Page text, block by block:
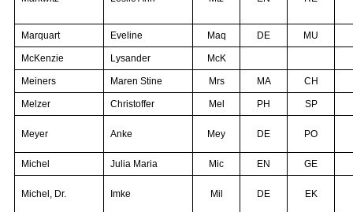
Marquart Eveline Maq DE MU
McKenzie Lysander McK
Meiners Maren Stine Mrs MA CH
Melzer Christoffer Mel PH SP
Meyer Anke Mey DE PO
Michel Julia Maria Mic EN GE
Michel, Dr. Imke Mil DE EK